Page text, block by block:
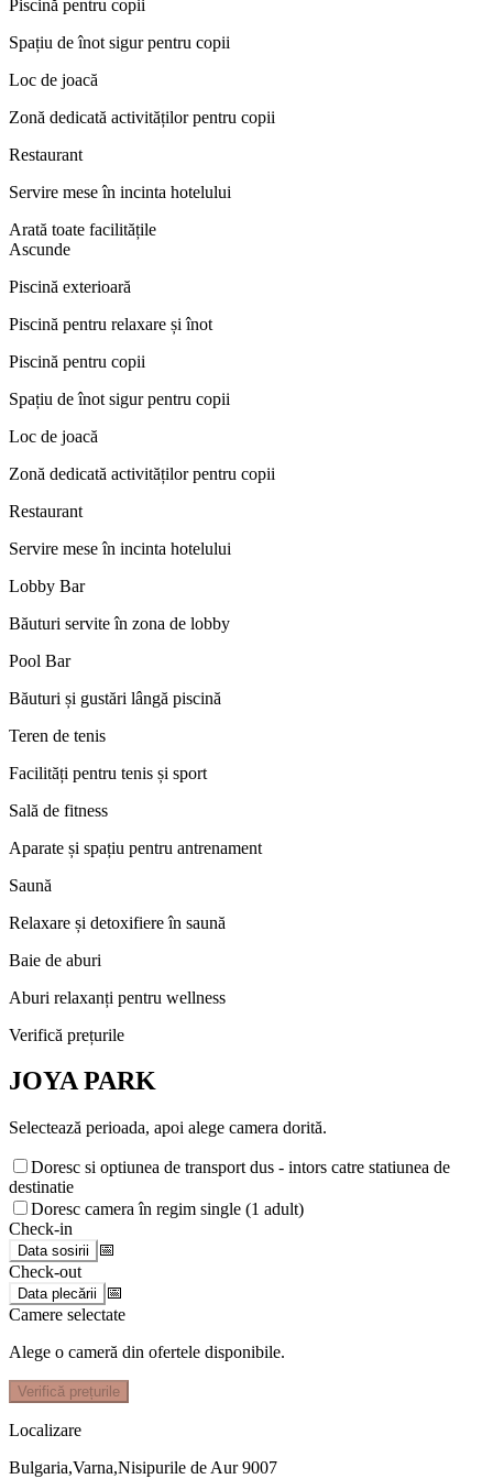
Piscină pentru copii
Spațiu de înot sigur pentru copii
Loc de joacă
Zonă dedicată activităților pentru copii
Restaurant
Servire mese în incinta hotelului
Arată toate facilitățile
Ascunde
Piscină exterioară
Piscină pentru relaxare și înot
Piscină pentru copii
Spațiu de înot sigur pentru copii
Loc de joacă
Zonă dedicată activităților pentru copii
Restaurant
Servire mese în incinta hotelului
Lobby Bar
Băuturi servite în zona de lobby
Pool Bar
Băuturi și gustări lângă piscină
Teren de tenis
Facilități pentru tenis și sport
Sală de fitness
Aparate și spațiu pentru antrenament
Saună
Relaxare și detoxifiere în saună
Baie de aburi
Aburi relaxanți pentru wellness
Verifică prețurile
JOYA PARK
Selectează perioada, apoi alege camera dorită.
Doresc si optiunea de transport dus - intors catre statiunea de
destinatie
Doresc camera în regim single (1 adult)
Check-in
Data sosirii
📅
Check-out
Data plecării
📅
Camere selectate
Alege o cameră din ofertele disponibile.
Verifică prețurile
Localizare
Bulgaria,Varna,Nisipurile de Aur 9007